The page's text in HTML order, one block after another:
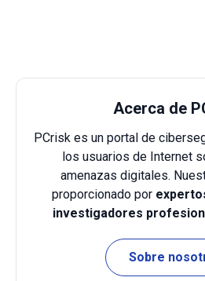
Acerca de
PCrisk es un portal de
los usuarios de Internet
amenazas digitales.
proporcionado por
investigadores
Sobre